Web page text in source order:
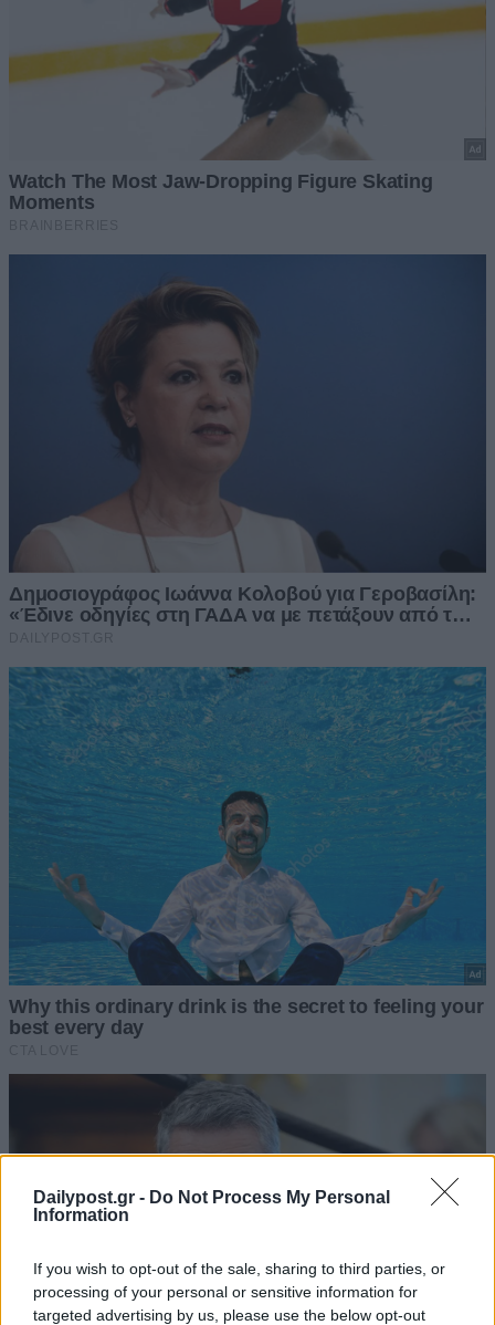
Dailypost.gr - Do Not Process My Personal
Information
If you wish to opt-out of the sale, sharing to third parties, or
processing of your personal or sensitive information for
targeted advertising by us, please use the below opt-out